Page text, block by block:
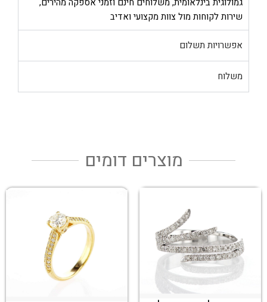
שירות לקוחות מול צוות מקצועי ואדיב
אפשרויות תשלום
משלוח
מוצרים דומים